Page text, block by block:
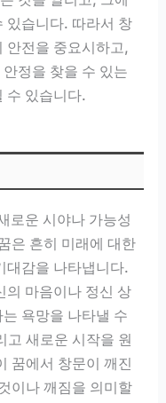
있습니다. 따라서 창
안전을 중요시하고,
정을 찾을 수 있는
수 있습니다.
로운 시야나 가능성
은 흔히 미래에 대한
대감을 나타냅니다.
의 마음이나 정신 상
욕망을 나타낼 수
고 새로운 시작을 원
꿈에서 창문이 깨진
이나 깨짐을 의미할